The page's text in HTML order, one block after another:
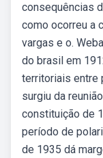
consequências
como ocorreu a
vargas e o.
do brasil em
territoriais entre
surgiu da
constituição de
período de
de 1935 dá